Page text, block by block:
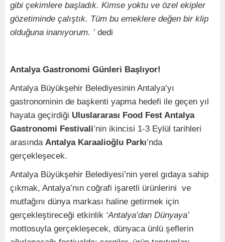
gibi çekimlere başladık. Kimse yoktu ve özel ekipler
gözetiminde çalıştık. Tüm bu emeklere değen bir klip
olduğuna inanıyorum. ’ dedi
Antalya Gastronomi Günleri Başlıyor!
Antalya Büyükşehir Belediyesinin Antalya’yı
gastronominin de başkenti yapma hedefi ile geçen yıl
hayata geçirdiği Uluslararası Food Fest Antalya
Gastronomi Festivali’nin ikincisi 1-3 Eylül tarihleri
arasında Antalya Karaalioğlu Parkı’nda
gerçekleşecek.
Antalya Büyükşehir Belediyesi’nin yerel gıdaya sahip
çıkmak, Antalya’nın coğrafi işaretli ürünlerini ve
mutfağını dünya markası haline getirmek için
gerçekleştireceği etkinlik ‘Antalya’dan Dünyaya’
mottosuyla gerçekleşecek, dünyaca ünlü şeflerin